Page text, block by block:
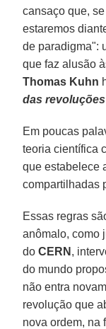
cansaço que,
estaremos
de paradigma":
que faz alusão
Thomas Kuhn
das
Em poucas
teoria científica
que estabelece
compartilhadas
Essas regras
anômalo, como
doCERN ,
do mundo
não entra
revolução que
nova ordem, na